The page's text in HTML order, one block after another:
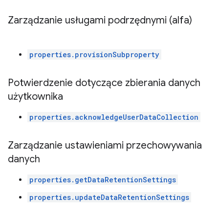
Zarządzanie usługami podrzędnymi (alfa)
properties.provisionSubproperty
Potwierdzenie dotyczące zbierania danych
użytkownika
properties.acknowledgeUserDataCollection
Zarządzanie ustawieniami przechowywania
danych
properties.getDataRetentionSettings
properties.updateDataRetentionSettings